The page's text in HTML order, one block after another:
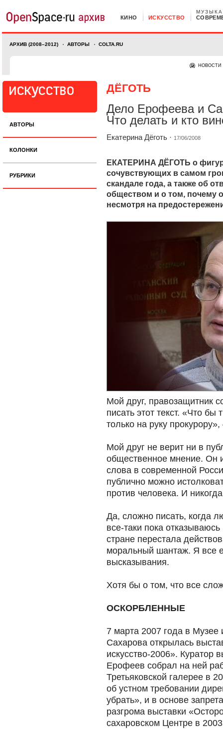
КИНО ИСКУССТВО
МУЗЫКА
АРХИВ (2008–2012) АВТОРЫ COLTA.RU
НОВОСТИ
АВТОРЫ
КОЛОНКИ
РУБРИКИ
ДЁГОТЬ
Дело Ерофеева и
Что делать и кто
Екатерина Дёготь · 17/06/2008
ЕКАТЕРИНА ДЁГОТЬ о
сочувствующих в самом
скандале года, а также об
обществом и о том, почему
несмотря на
Мой друг, правозащитник
писать этот текст. «Что бы
только на руку
Мой друг не верит ни в
общественное мнение. Он
слова в современной
публично можно
против человека. И
Да, сложно писать, когда
все-таки пока
стране перестала
моральный шантаж. Я все
высказывания.
Хотя бы о том, что все
ОСКОРБЛЕННЫЕ
7 марта 2007 года в
Сахарова открылась
искусство-2006». Куратор
Ерофеев собрал на ней
Третьяковской галерее в
об устном требовании
убрать», и в основе
разгрома выставки
сахаровском Центре в